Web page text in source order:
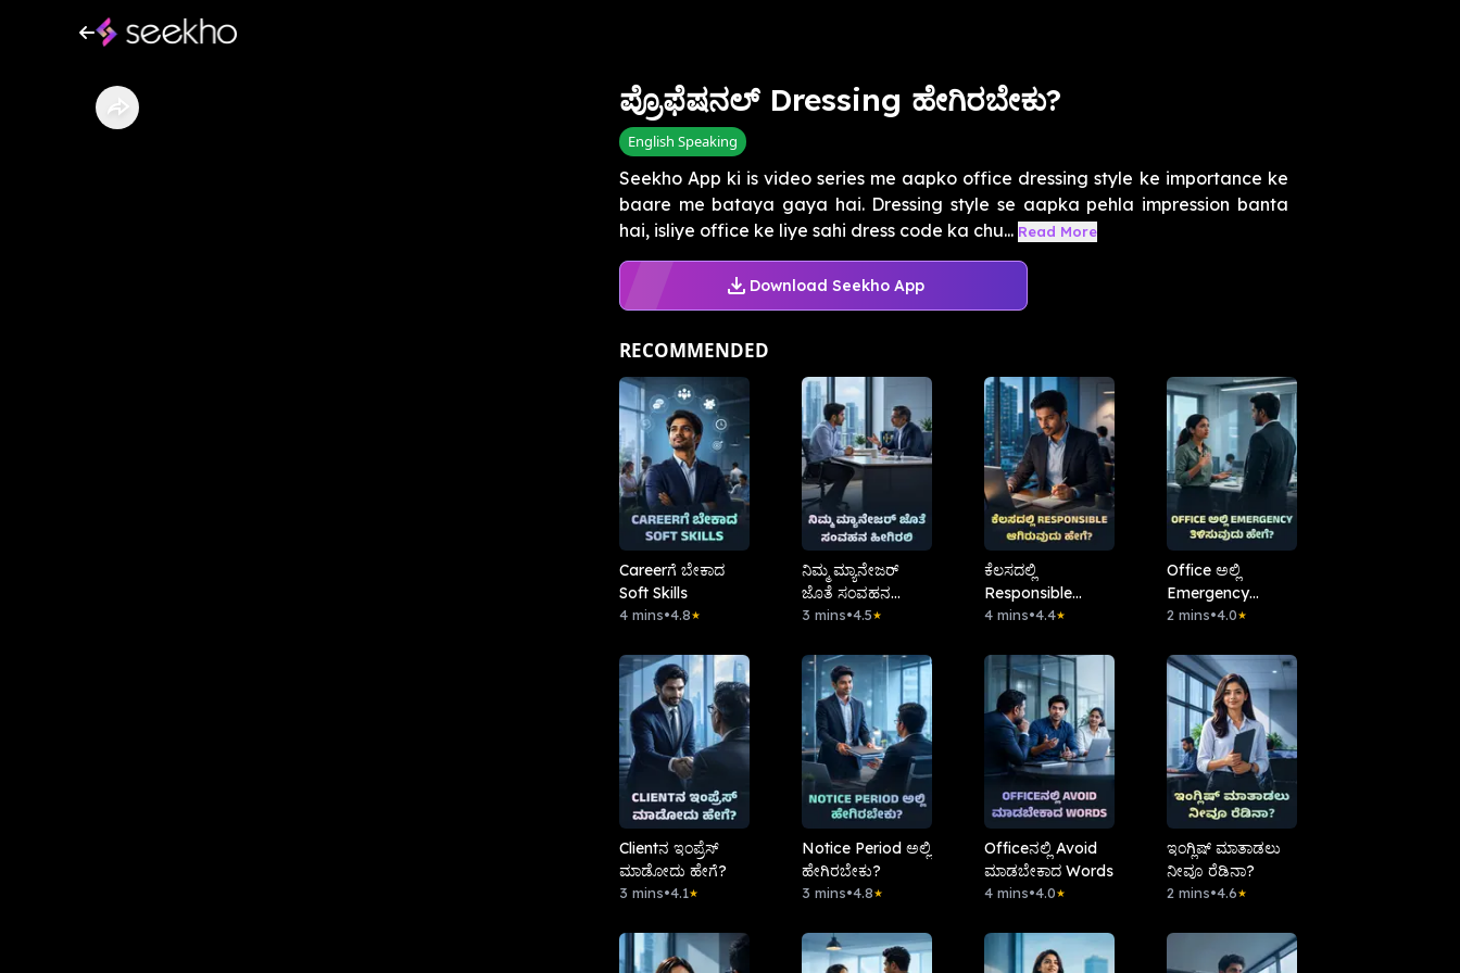
ಪ್ರೊಫೆಷನಲ್ Dressing ಹೇಗಿರಬೇಕು?
English Speaking
Seekho App ki is video series me aapko office dressing style ke importance ke
baare me bataya gaya hai. Dressing style se aapka pehla impression banta
hai, isliye office ke liye sahi dress code ka chu... Read More
Download Seekho App
RECOMMENDED
Careerಗೆ ಬೇಕಾದ
Soft Skills
4 mins•4.8★
ನಿಮ್ಮ ಮ್ಯಾನೇಜರ್
ಜೊತೆ ಸಂವಹನ
ಹೀಗಿರಲಿ
3 mins•4.5★
ಕೆಲಸದಲ್ಲಿ
Responsible
ಆಗಿರುವುದು ಹೇಗೆ?
4 mins•4.4★
Office ಅಲ್ಲಿ
Emergency
ತಿಳಿಸುವುದು ಹೇಗೆ?
2 mins•4.0★
Clientನ ಇಂಪ್ರೆಸ್
ಮಾಡೋದು ಹೇಗೆ?
3 mins•4.1★
Notice Period ಅಲ್ಲಿ
ಹೇಗಿರಬೇಕು?
3 mins•4.8★
Officeನಲ್ಲಿ Avoid
ಮಾಡಬೇಕಾದ Words
4 mins•4.0★
ಇಂಗ್ಲಿಷ್ ಮಾತಾಡಲು
ನೀವೂ ರೆಡಿನಾ?
2 mins•4.6★